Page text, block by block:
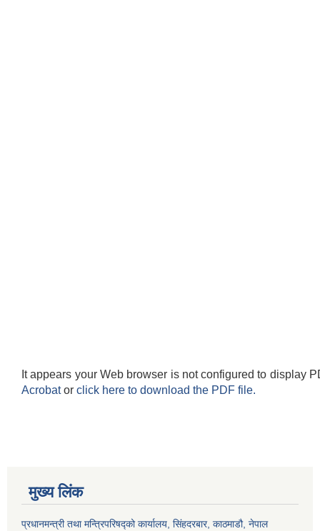
It appears your Web browser is not configured to display
Acrobator click here to download the PDF file.
मुख्य लिंक
प्रधानमन्त्री तथा मन्त्रिपरिषद्को कार्यालय, सिंहदरबार, काठमाडौ, नेपाल